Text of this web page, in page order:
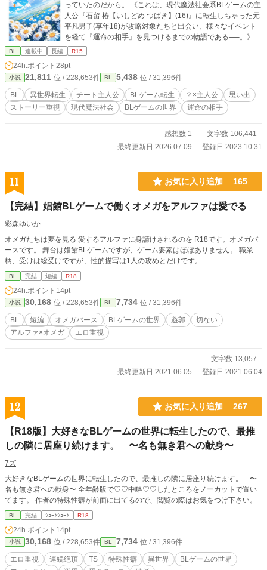
っていたのだから。 《これは、現代魔法社会系BLゲームの主
人公『石留 椿【いしどめ つばき】(16)』に転生しちゃった元
平凡男子(享年18)が攻略対象たちと出会い、様々なイベント
を経て『運命の相手』を見つけるまでの物語である──。》
※本作は、最後まで【攻め】が分からない、異色のBLゲーム
るのか？ ※ぜひ作中のヒントを頼りに、誰が本命か予想しな
がら楽しんでみてください！ ──────────── ～お知らせ
～ ※第3話を少し修正しました。 ※第5話を少し修正しまし
た。 ※第6話を少し修正しました。 ※第11話を少し修正しま
した。 ※第19話を少し修正しました。 ※第22話を少し修正
修正しました。 ※第26話を少し修正しました。 ※第30話を
少し修正しました。 ※第31話を少し修正しました。 ※第32
だけでも構いません！)、いいね、お気に入り、近況ボードへ
のコメント、大歓迎です！！ ※表紙絵は作者が生成AIで試し
BL 連載中 長編 R15
24h.ポイント 28pt
小説 21,811 位 / 228,653件 BL 5,438 位 / 31,396件
BL 異世界転生 チート主人公 BLゲーム転生 ？×主人公
思い出
ストーリー重視
現代魔法社会 BLゲームの世界 運命の相手
感想数 1
文字数 106,441
最終更新日 2026.07.09
登録日 2023.10.31
11 お気に入り追加 165
【完結】娼館BLゲームで働くオメガをアルファは愛でる
彩森ゆいか
オメガたちは夢を見る 愛するアルファに身請けされるのを R18です。オメガバ
ースです。 舞台は娼館BLゲームですが、ゲーム要素はほぼありません。 職業
柄、受けは総受けですが、性的描写は1人の攻めとだけです。
BL 完結 短編 R18
24h.ポイント 14pt
小説 30,168 位 / 228,653件 BL 7,734 位 / 31,396件
BL 短編 オメガバース BLゲームの世界 遊郭
切ない
アルファ×オメガ
エロ重視
文字数 13,057
最終更新日 2021.06.05
登録日 2021.06.04
12 お気に入り追加 267
【R18版】大好きなBLゲームの世界に転生したので、最推
しの隣に居座り続けます。 〜名も無き君への献身〜
7ズ
大好きなBLゲームの世界に転生したので、最推しの隣に居座り続けます。 〜
名も無き君への献身〜 全年齢版で♡♡中略♡♡したところをノーカットで置い
てます。 作者の特殊性癖が前面に出てるので、閲覧の際はお気をつけ下さい。
BL 完結 ｼｮｰﾄｼｮｰﾄ R18
24h.ポイント 14pt
小説 30,168 位 / 228,653件 BL 7,734 位 / 31,396件
エロ重視 連続絶頂 TS 特殊性癖 異世界
BLゲームの世界